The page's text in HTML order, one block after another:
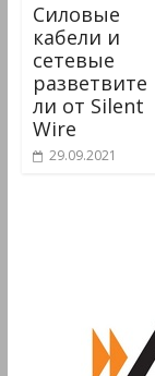
Силовые
кабели и
сетевые
разветвите
ли от Silent
Wire
29.09.2021